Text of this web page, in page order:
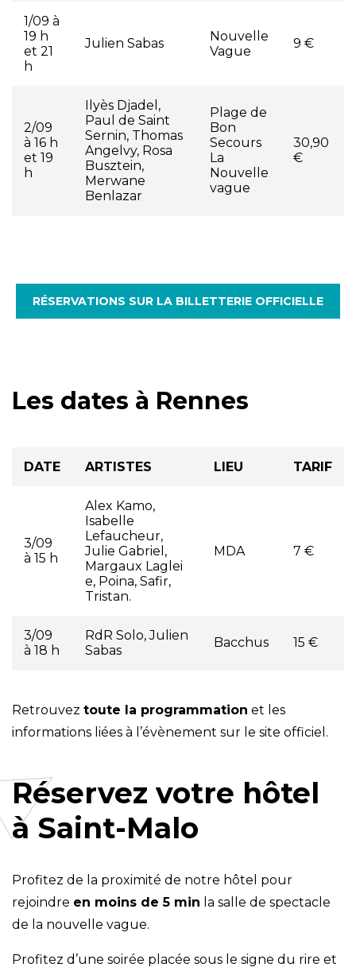
1/09 à
19 h
et 21
h
Julien Sabas
Nouvelle
Vague
9 €
2/09
à 16 h
et 19
h
Ilyès Djadel,
Paul de Saint
Sernin, Thomas
Angelvy, Rosa
Busztein,
Merwane
Benlazar
Plage de
Bon
Secours
La
Nouvelle
vague
30,90
€
RÉSERVATIONS SUR LA BILLETTERIE OFFICIELLE
Les dates à Rennes
DATE ARTISTES LIEU TARIF
3/09
à 15 h
Alex Kamo,
Isabelle
Lefaucheur,
Julie Gabriel,
Margaux Laglei
e, Poina, Safir,
Tristan.
MDA 7 €
3/09
à 18 h
RdR Solo, Julien
Sabas
Bacchus 15 €
Retrouvez toute la programmation et les
informations liées à l’évènement sur le site officiel.
Réservez votre hôtel
à Saint-Malo
Profitez de la proximité de notre hôtel pour
rejoindre en moins de 5 min la salle de spectacle
de la nouvelle vague.
Profitez d’une soirée placée sous le signe du rire et